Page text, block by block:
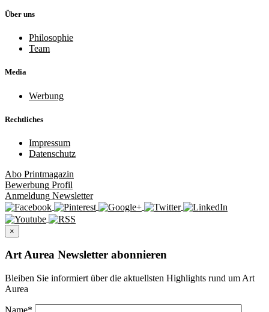
Über uns
Philosophie
Team
Media
Werbung
Rechtliches
Impressum
Datenschutz
Abo Printmagazin
Bewerbung Profil
Anmeldung Newsletter
×
Art Aurea Newsletter abonnieren
Bleiben Sie informiert über die aktuellsten Highlights rund um Art
Aurea
Name*